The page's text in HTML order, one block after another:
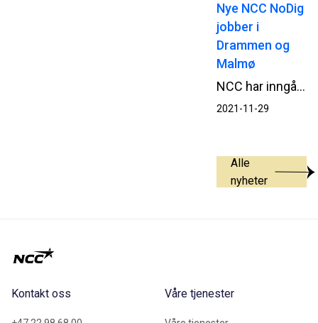
Nye NCC NoDig
jobber i
Drammen og
Malmø
NCC har inngått kontrakt med Drammen kommune om gravefri rørfornying av kommunale avløpsledninger. I høst renoverer NCCs norske NoDig-eksperter også kommunale avløp i Malmø i Sverige.
2021-11-29
Alle
nyheter
Kontakt oss Våre tjenester